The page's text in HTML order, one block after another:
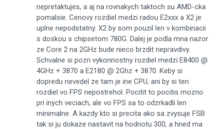
nepretaktujes, a aj na rovnakych taktoch su AMD-cka
pomalsie. Cenovy rozdiel medzi radou E2xxx a X2 je
uplne nepodstatny. X2 by som pouzil len v kombinacii
s doskou s chipsetom 780G. Dalej je podla mna nazor
ze Core 2 na 2GHz bude nieco brzdit nepravdivy.
Schvalne si pozri vykonnostny rozdiel medzi E8400 @
4GHz + 3870 a E2180 @ 2Ghz + 3870. Keby si
dopredu nevedel ze tam je ine CPU, ani by si ten
rozdiel vo FPS nepostrehol. Pocitit to pocitis mozno
pri inych veciach, ale vo FPS sa to odzrkadli len
minimalne. A kazdy kto si precita ako sa zvysuje FSB
tak si ju dokaze nastavit na hodnotu 300, a hned ma